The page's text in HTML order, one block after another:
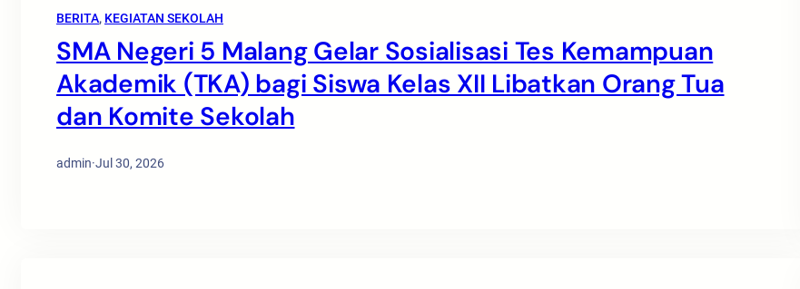
BERITA, KEGIATAN SEKOLAH
SMA Negeri 5 Malang Gelar Sosialisasi Tes Kemampuan
Akademik (TKA) bagi Siswa Kelas XII Libatkan Orang Tua
dan Komite Sekolah
admin·Jul 30, 2026